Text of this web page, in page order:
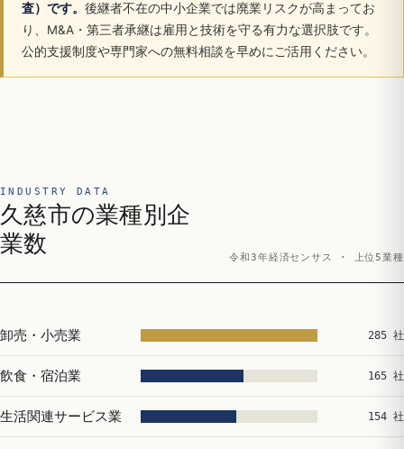
査）です。 後継者不在の中小企業では廃業リスクが高まってお
り、M&A・第三者承継は雇用と技術を守る有力な選択肢です。
公的支援制度や専門家への無料相談を早めにご活用ください。
INDUSTRY DATA
久慈市の業種別企
業数
令和3年経済センサス · 上位5業種
卸売・小売業 285 社
飲食・宿泊業 165 社
生活関連サービス業 154 社